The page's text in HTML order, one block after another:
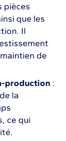
pièces
que les
Il
de
production :
la
ce qui